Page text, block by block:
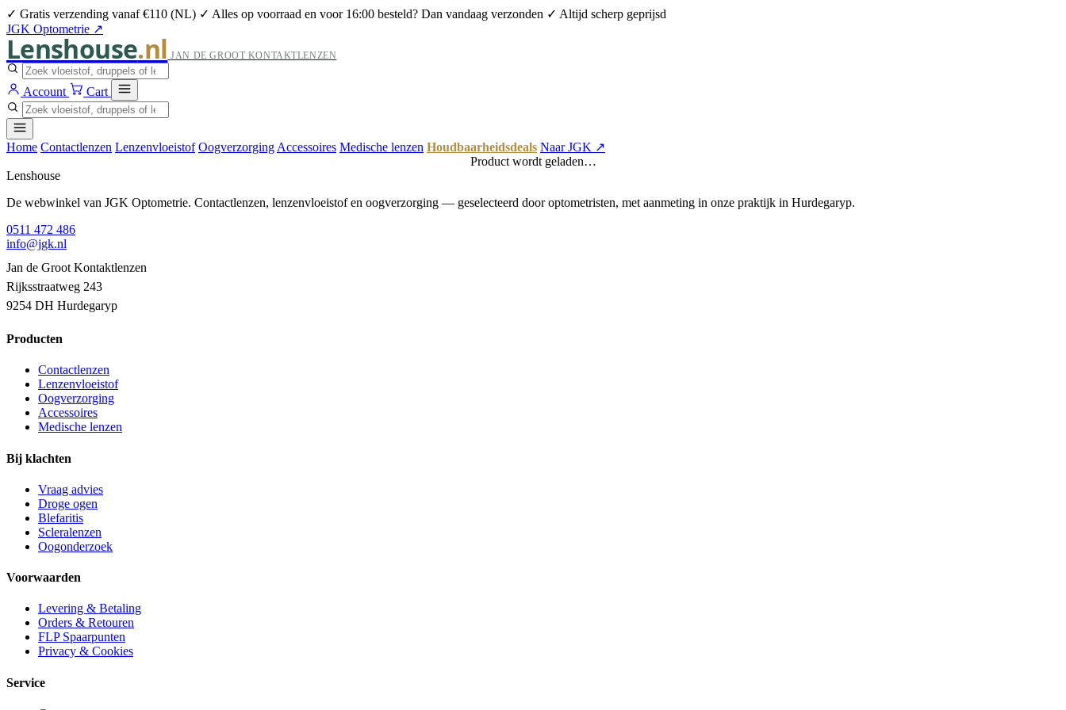
✓ Gratis verzending vanaf €110 (NL) ✓ Alles op voorraad en voor 16:00 besteld? Dan vandaag verzonden ✓ Altijd scherp geprijsd
JGK Optometrie ↗
Lenshouse.nl JAN DE GROOT KONTAKTLENZEN
Account Cart
Home Contactlenzen Lenzenvloeistof Oogverzorging Accessoires Medische lenzen Houdbaarheidsdeals Naar JGK ↗
Product wordt geladen…
Lenshouse
De webwinkel van JGK Optometrie. Contactlenzen, lenzenvloeistof en oogverzorging — geselecteerd door optometristen, met aanmeting in onze praktijk in Hurdegaryp.
0511 472 486
info@jgk.nl
Jan de Groot Kontaktlenzen
Rijksstraatweg 243
9254 DH Hurdegaryp
Producten
Contactlenzen
Lenzenvloeistof
Oogverzorging
Accessoires
Medische lenzen
Bij klachten
Vraag advies
Droge ogen
Blefaritis
Scleralenzen
Oogonderzoek
Voorwaarden
Levering & Betaling
Orders & Retouren
FLP Spaarpunten
Privacy & Cookies
Service